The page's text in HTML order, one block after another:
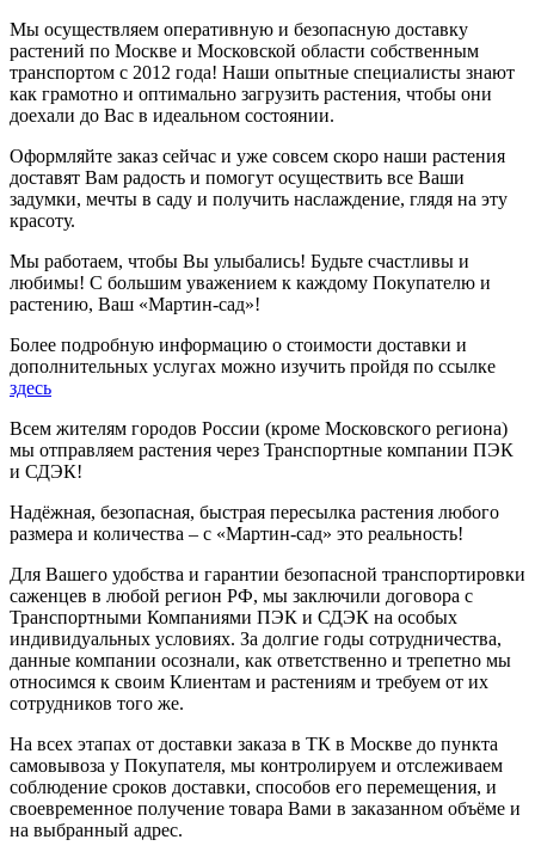
Мы осуществляем оперативную и безопасную доставку
растений по Москве и Московской области собственным
транспортом с 2012 года! Наши опытные специалисты знают
как грамотно и оптимально загрузить растения, чтобы они
доехали до Вас в идеальном состоянии.
Оформляйте заказ сейчас и уже совсем скоро наши растения
доставят Вам радость и помогут осуществить все Ваши
задумки, мечты в саду и получить наслаждение, глядя на эту
красоту.
Мы работаем, чтобы Вы улыбались! Будьте счастливы и
любимы! С большим уважением к каждому Покупателю и
растению, Ваш «Мартин-сад»!
Более подробную информацию о стоимости доставки и
дополнительных услугах можно изучить пройдя по ссылке
здесь
Всем жителям городов России (кроме Московского региона)
мы отправляем растения через Транспортные компании ПЭК
и СДЭК!
Надёжная, безопасная, быстрая пересылка растения любого
размера и количества – с «Мартин-сад» это реальность!
Для Вашего удобства и гарантии безопасной транспортировки
саженцев в любой регион РФ, мы заключили договора с
Транспортными Компаниями ПЭК и СДЭК на особых
индивидуальных условиях. За долгие годы сотрудничества,
данные компании осознали, как ответственно и трепетно мы
относимся к своим Клиентам и растениям и требуем от их
сотрудников того же.
На всех этапах от доставки заказа в ТК в Москве до пункта
самовывоза у Покупателя, мы контролируем и отслеживаем
соблюдение сроков доставки, способов его перемещения, и
своевременное получение товара Вами в заказанном объёме и
на выбранный адрес.